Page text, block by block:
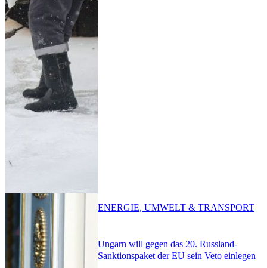
Ungarn will gegen das 20. Russland-
Sanktionspaket der EU sein Veto einlegen
ENERGIE, UMWELT & TRANSPORT